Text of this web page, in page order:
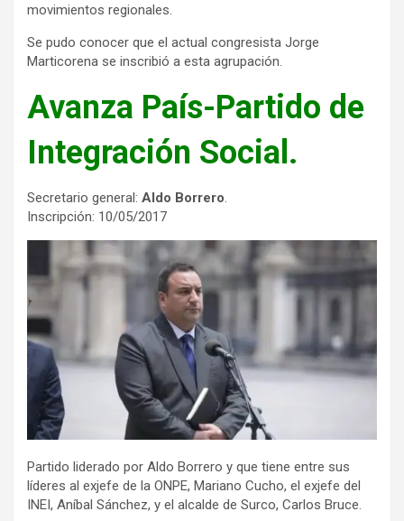
movimientos regionales.
Se pudo conocer que el actual congresista Jorge
Marticorena se inscribió a esta agrupación.
Avanza País-Partido de
Integración Social.
Secretario general: Aldo Borrero.
Inscripción: 10/05/2017
Partido liderado por Aldo Borrero y que tiene entre sus
líderes al exjefe de la ONPE, Mariano Cucho, el exjefe del
INEI, Aníbal Sánchez, y el alcalde de Surco, Carlos Bruce.